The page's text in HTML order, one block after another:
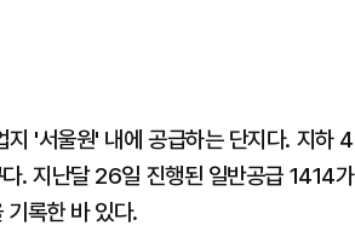
'서울원' 내에 공급하는 단지다. 지하 4
지난달 26일 진행된 일반공급 1414가
록한 바 있다.